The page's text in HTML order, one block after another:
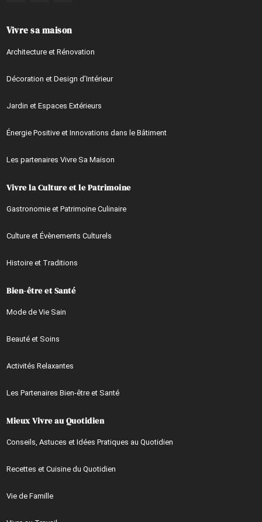
Vivre sa maison
Architecture et Rénovation
Décoration et Design d’Intérieur
Jardin et Espaces Extérieurs
Énergie Positive et Innovations dans le Bâtiment
Les partenaires Vivre Sa Maison
Vivre la Culture et le Patrimoine
Gastronomie et Patrimoine Culinaire
Culture et Évènements Culturels
Histoire et Traditions
Bien-être et Santé
Mode de Vie Sain
Beauté et Soins
Activités Relaxantes
Les Partenaires Bien-être et Santé
Mieux Vivre au Quotidien
Conseils, Astuces et Idées Pratiques au Quotidien
Recettes et Cuisine du Quotidien
Vie de Famille